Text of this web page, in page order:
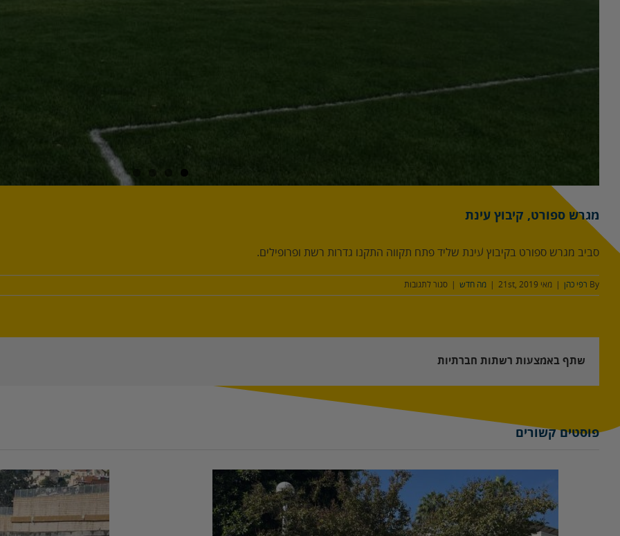
מגרש ספורט, קיבוץ עינת
סביב מגרש ספורט בקיבוץ עינת שליד פתח תקווה התקנו גדרות רשת ופרופילים.
By רפי כהן | מאי 21st, 2019 | מה חדש | סגור לתגובות
מגרש
שתף באמצעות רשתות חברתיות
פוסטים קשורים